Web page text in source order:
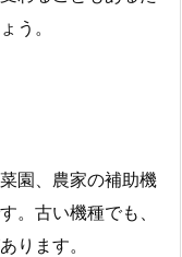
う。
園、農家の補助機
。古い機種でも、
ります。